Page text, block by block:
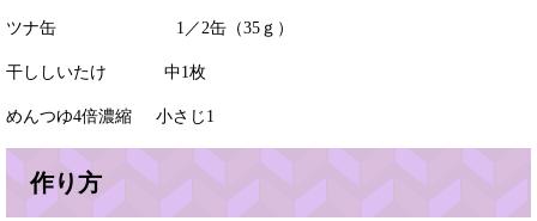
ツナ缶 1／2缶（35ｇ）
干ししいたけ 中1枚
めんつゆ4倍濃縮 小さじ1
作り方